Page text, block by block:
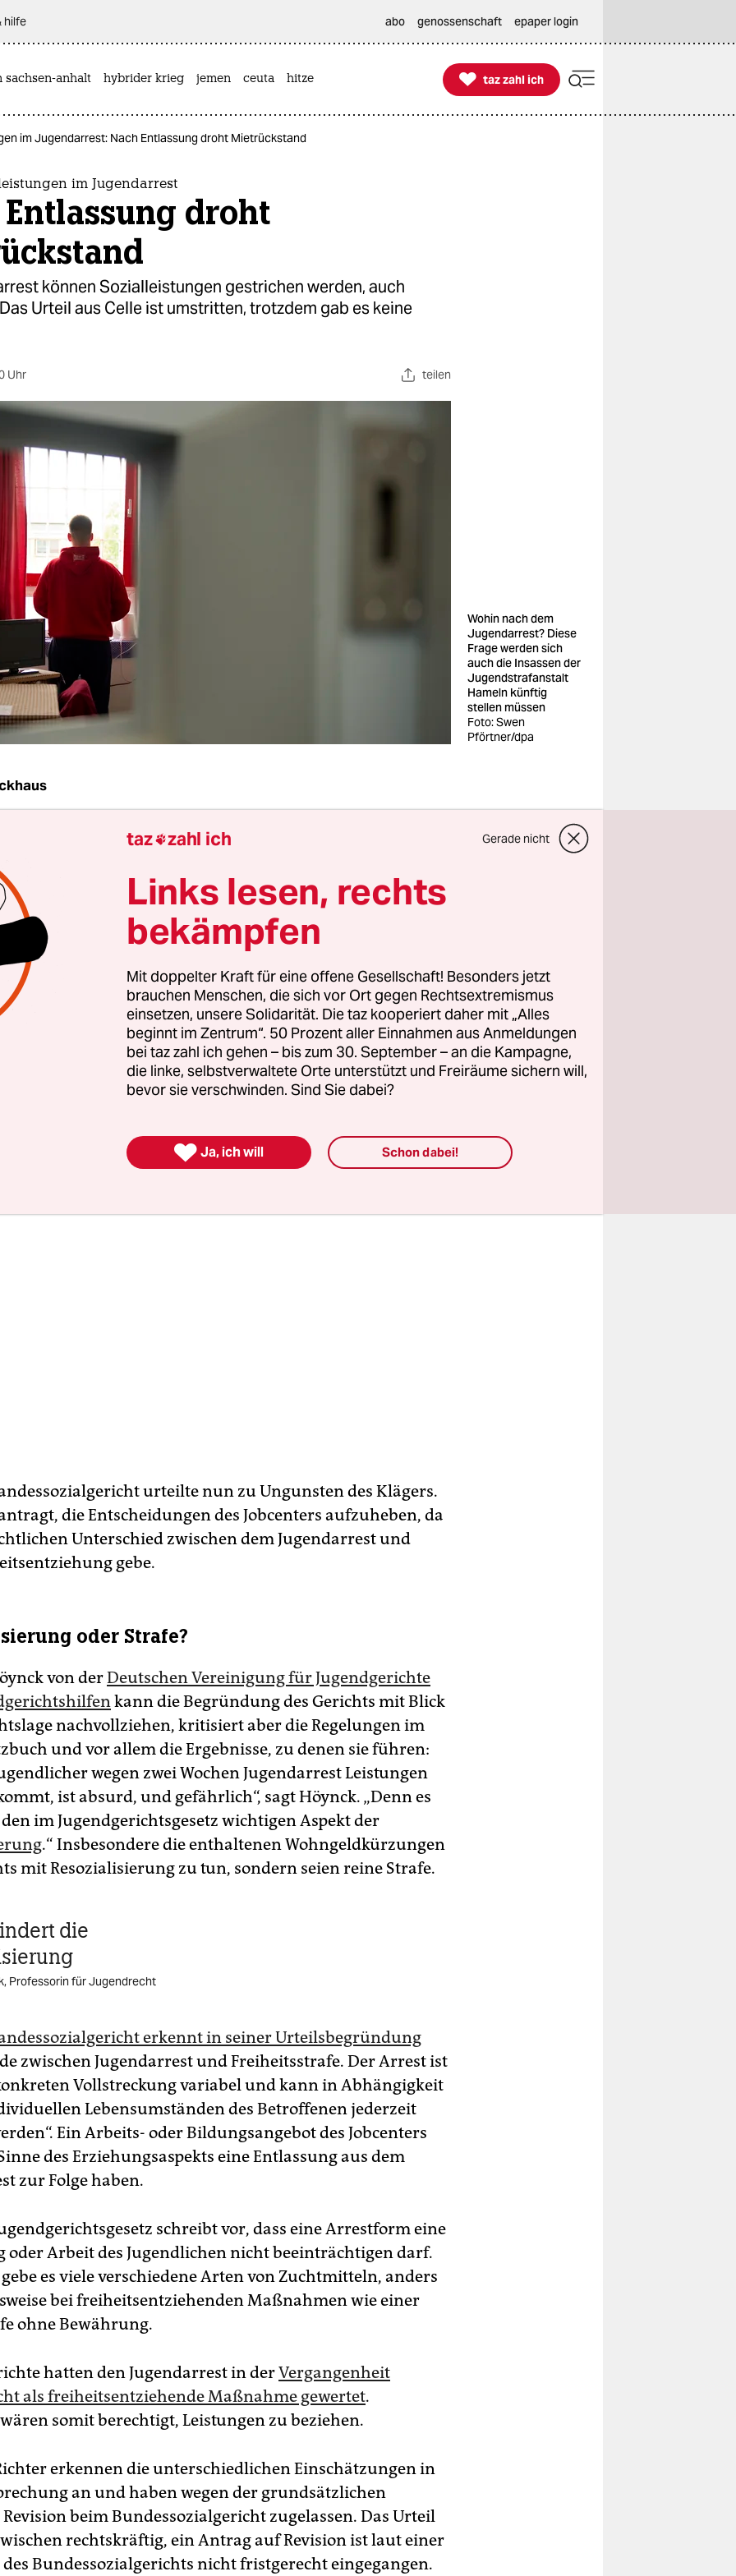
hilfe abo genossenschaft epaper login
sachsen-anhalt hybrider krieg jemen ceuta hitze 
taz zahl ich
taz zahl ich
im Jugendarrest: Nach Entlassung droht Mietrückstand
im Jugendarrest
droht
können Sozialleistungen gestrichen werden, auch
Urteil aus Celle ist umstritten, trotzdem gab es keine
Uhr teilen
Wohin nach dem
Jugendarrest? Diese
Frage werden sich
auch die Insassen der
Jugendstrafanstalt
Hameln künftig
stellen müssen
Foto: Swen
Pförtner/dpa
die im Jugendarrestsind, haben keinen Anspruch auf
Das hat das Landessozialgericht Niedersachsen-
Celle Ende Juni entschieden. Am Montag legte das Gericht
für sein Urteil vor. Ob der Jugendarrest als
Maßnahme gilt und deswegen Leistungen
sollen, darüber sind sich Fachleute uneins.
Kläger hatte das Jobcenter Peine für zwei
er im
Jugendarrestverbringen musste,
gestrichen, rund 400 Euro. Gegen diese
legte er Widerspruch ein. Das Jobcenter rechnete den Tag
aus den Kürzungen heraus, die grundsätzliche Logik
das Sozialgericht Braunschweig ab.
urteilte nun zu Ungunsten des Klägers.
die Entscheidungen des Jobcenters aufzuheben, da
Unterschied zwischen dem Jugendarrest und
gebe.
oder Strafe?
von derDeutschen Vereinigung für Jugendgerichte
kann die Begründung des Gerichts mit Blick
nachvollziehen, kritisiert aber die Regelungen im
und vor allem die Ergebnisse, zu denen sie führen:
wegen zwei Wochen Jugendarrest Leistungen
ist absurd, und gefährlich“, sagt Höynck. „Denn es
im Jugendgerichtsgesetz wichtigen Aspekt der
.“ Insbesondere die enthaltenen Wohngeldkürzungen
mit Resozialisierung zu tun, sondern seien reine Strafe.
die
Professorin für Jugendrecht
erkennt in seiner Urteilsbegründung
zwischen Jugendarrest und Freiheitsstrafe. Der Arrest ist
Vollstreckung variabel und kann in Abhängigkeit
Lebensumständen des Betroffenen jederzeit
Ein Arbeits- oder Bildungsangebot des Jobcenters
des Erziehungsaspekts eine Entlassung aus dem
zur Folge haben.
schreibt vor, dass eine Arrestform eine
oder Arbeit des Jugendlichen nicht beeinträchtigen darf.
es viele verschiedene Arten von Zuchtmitteln, anders
bei freiheitsentziehenden Maßnahmen wie einer
ohne Bewährung.
hatten den Jugendarrest in derVergangenheit
als freiheitsentziehende Maßnahme gewertet.
somit berechtigt, Leistungen zu beziehen.
erkennen die unterschiedlichen Einschätzungen in
an und haben wegen der grundsätzlichen
beim Bundessozialgericht zugelassen. Das Urteil
rechtskräftig, ein Antrag auf Revision ist laut einer
Bundessozialgerichts nicht fristgerecht eingegangen.
taz zahl ich Gerade nicht
Links lesen, rechts
bekämpfen
Mit doppelter Kraft für eine offene Gesellschaft! Besonders jetzt
brauchen Menschen, die sich vor Ort gegen Rechtsextremismus
einsetzen, unsere Solidarität. Die taz kooperiert daher mit „Alles
beginnt im Zentrum“. 50 Prozent aller Einnahmen aus Anmeldungen
bei taz zahl ich gehen – bis zum 30. September – an die Kampagne,
die linke, selbstverwaltete Orte unterstützt und Freiräume sichern will,
bevor sie verschwinden. Sind Sie dabei?
 Ja, ich will Schon dabei!